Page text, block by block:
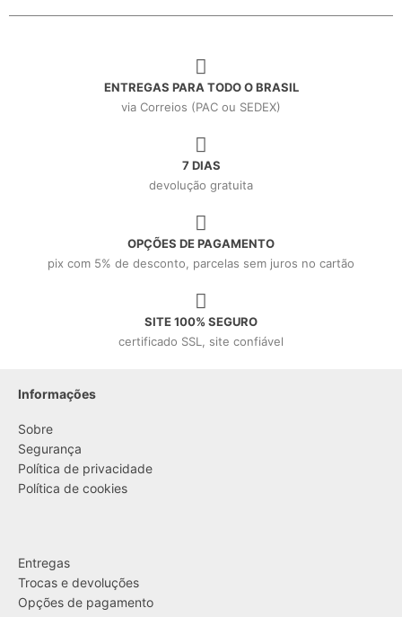
ENTREGAS PARA TODO O BRASIL
via Correios (PAC ou SEDEX)
7 DIAS
devolução gratuita
OPÇÕES DE PAGAMENTO
pix com 5% de desconto, parcelas sem juros no cartão
SITE 100% SEGURO
certificado SSL, site confiável
Informações
Sobre
Segurança
Política de privacidade
Política de cookies
Entregas
Trocas e devoluções
Opções de pagamento